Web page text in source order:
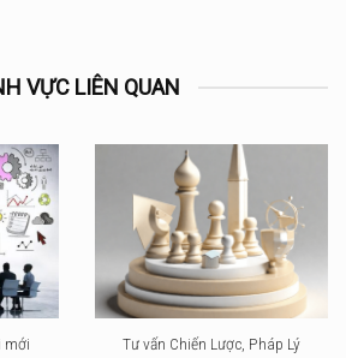
VỰC LIÊN QUAN
mới
Tư vấn Chiến Lược, Pháp Lý